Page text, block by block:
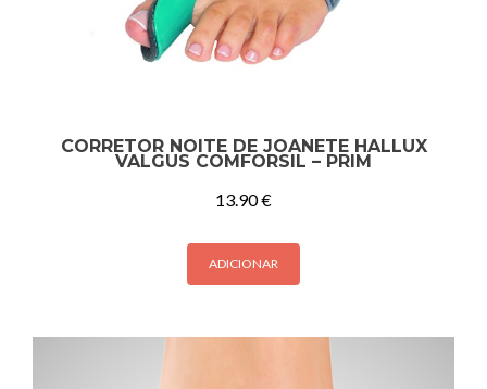
CORRETOR NOITE DE JOANETE HALLUX
VALGUS COMFORSIL – PRIM
13.90€
ADICIONAR